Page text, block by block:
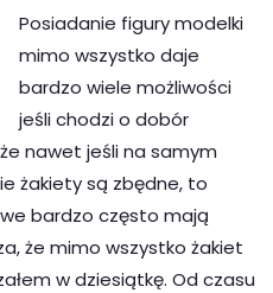
Posiadanie figury modelki
mimo wszystko daje
bardzo wiele możliwości
jeśli chodzi o dobór
nawet jeśli na samym
żakiety są zbędne, to
bardzo często mają
że mimo wszystko żakiet
w dziesiątkę. Od czasu